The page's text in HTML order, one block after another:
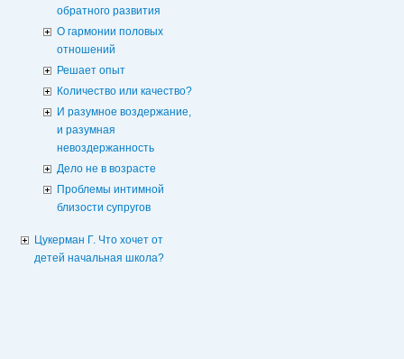
обратного развития
О гармонии половых
отношений
Решает опыт
Количество или качество?
И разумное воздержание,
и разумная
невоздержанность
Дело не в возрасте
Проблемы интимной
близости супругов
Цукерман Г. Что хочет от
детей начальная школа?